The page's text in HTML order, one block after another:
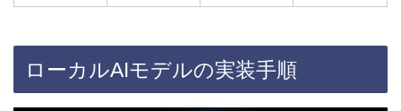
ローカルAIモデルの実装手順